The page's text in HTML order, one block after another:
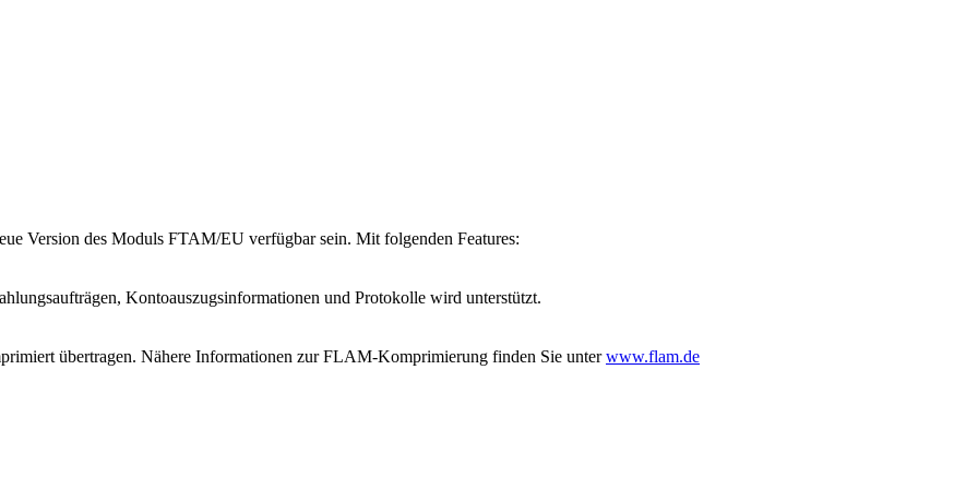
Version des Moduls FTAM/EU verfügbar sein. Mit folgenden Features:
Kontoauszugsinformationen und Protokolle wird unterstützt.
übertragen. Nähere Informationen zur FLAM-Komprimierung finden Sie unterwww.flam.de